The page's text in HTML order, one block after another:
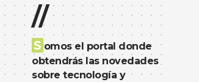
//
S omos el portal donde
obtendrás las novedades
sobre tecnología y